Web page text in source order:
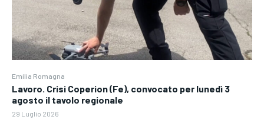
Emilia Romagna
Lavoro. Crisi Coperion (Fe), convocato per lunedì 3
agosto il tavolo regionale
29 Luglio 2026